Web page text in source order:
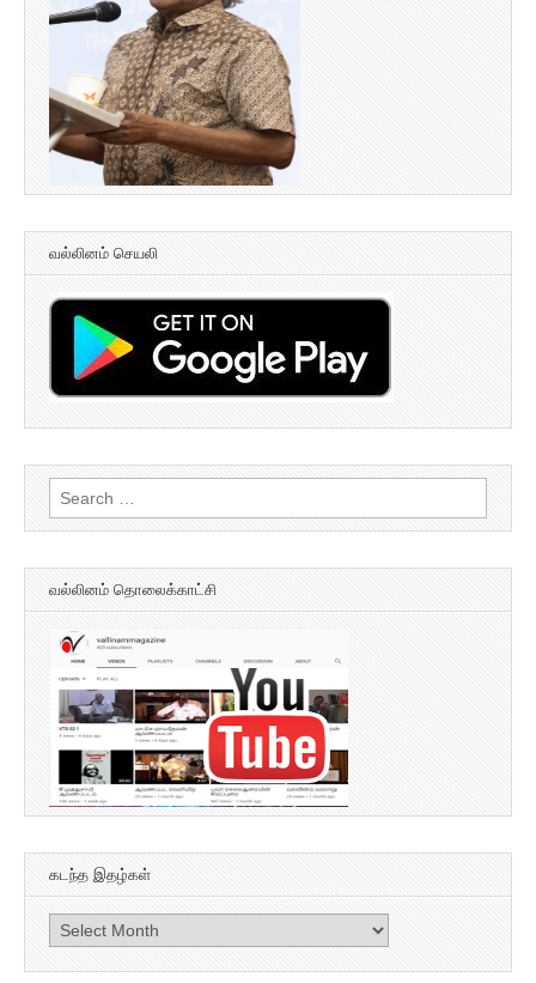
வல்லினம் செயலி
Search
for:
வல்லினம் தொலைக்காட்சி
கடந்த இதழ்கள்
கடந்த
இதழ்கள்